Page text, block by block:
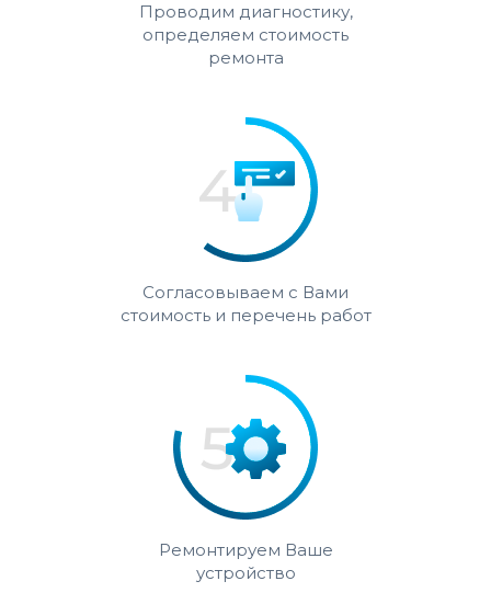
Проводим диагностику,
определяем стоимость
ремонта
Согласовываем с Вами
стоимость и перечень работ
Ремонтируем Ваше
устройство